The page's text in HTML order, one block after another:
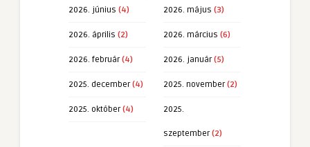
2026. június (4) 2026. május (3)
2026. április (2) 2026. március (6)
2026. február(4) 2026. január(5)
2025. december(4) 2025. november(2)
2025. október(4) 2025.
szeptember(2)